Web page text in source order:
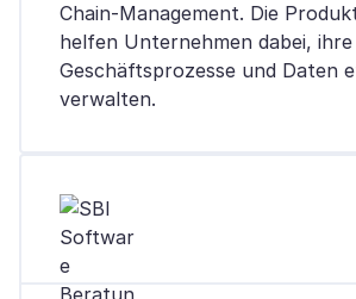
Chain-Management. Die
helfen Unternehmen dabei, ihre
Geschäftsprozesse und Daten
verwalten.